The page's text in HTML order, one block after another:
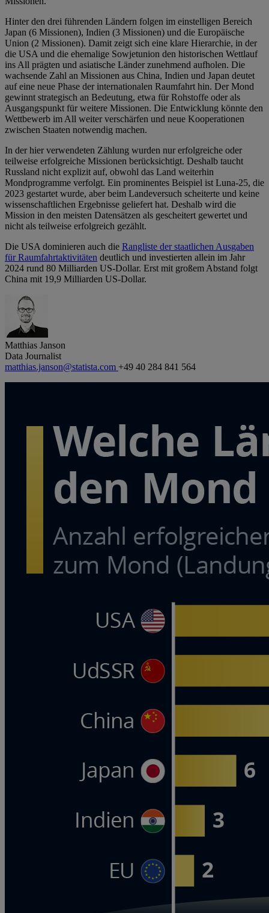
Hinter den drei führenden Ländern folgen im einstelligen Bereich
Japan (6 Missionen), Indien (3 Missionen) und die Europäische
Union (2 Missionen). Damit zeigt sich eine klare Hierarchie, in der
die USA und die ehemalige Sowjetunion den historischen Wettlauf
ins All prägten und asiatische Länder zunehmend aufholen. Die
wachsende Zahl an Missionen aus China, Indien und Japan deutet
auf eine neue Phase der internationalen Raumfahrt hin. Der Mond
gewinnt strategisch an Bedeutung, etwa für Rohstoffe oder als
Ausgangspunkt für weitere Missionen. Die Entwicklung könnte den
Wettbewerb im All weiter verschärfen und neue Kooperationen
zwischen Staaten notwendig machen.
In der hier verwendeten Zählung wurden nur erfolgreiche oder
teilweise erfolgreiche Missionen berücksichtigt. Deshalb taucht
Russland nicht explizit auf, obwohl das Land weiterhin
Mondprogramme verfolgt. Ein prominentes Beispiel ist Luna-25, die
2023 gestartet wurde, aber beim Landeversuch scheiterte und keine
wissenschaftlichen Ergebnisse geliefert hat. Deshalb wird die
Mission in den meisten Datensätzen als gescheitert gewertet und
nicht als teilweise erfolgreich gezählt.
Die USA dominieren auch die Rangliste der staatlichen Ausgaben
für Raumfahrtaktivitäten deutlich und investierten allein im Jahr
2024 rund 80 Milliarden US-Dollar. Erst mit großem Abstand folgt
China mit 19,9 Milliarden US-Dollar.
Matthias Janson
Data Journalist
matthias.janson@statista.com +49 40 284 841 564